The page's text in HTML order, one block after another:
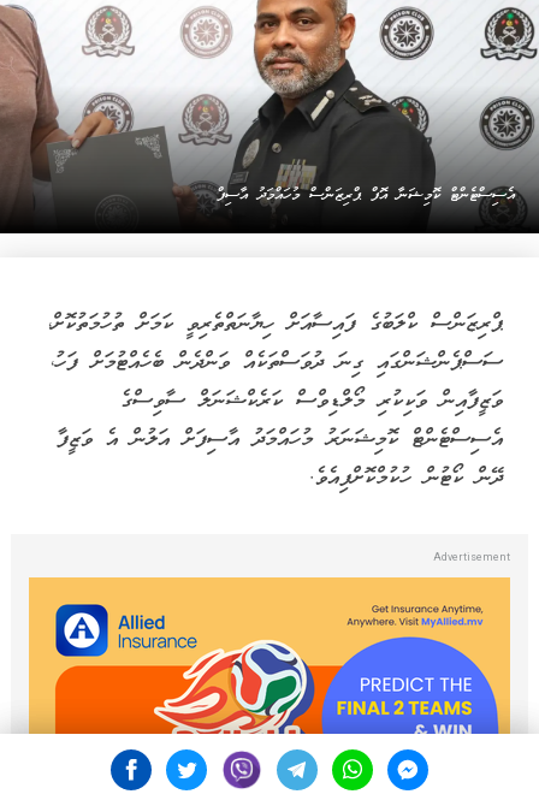
އެސިސްޓެންޓް ކޮމިޝަނާ އޮފް ޕްރިޒަންސް މުހައްމަދު އާސިފް
ޕްރިޒަންސް ކްލަބުގެ ފައިސާއަށް ހިޔާނަތްތެރިވީ ކަމަށް ތުހުމަތުކޮށް،
ސަސްޕެންޝަންގައި ގިނަ ދުވަސްތަކެއް ވަންދެން ބެހެއްޓުމަށް ފަހު،
ވަޒީފާއިން ވަކިކުރި މޯލްޑިވްސް ކަރެކްޝަނަލް ސާވިސްގެ
އެސިސްޓެންޓް ކޮމިޝަނަރު މުހައްމަދު އާސިފަށް އަލުން އެ ވަޒީފާ
ދޭން ކޯޓުން ހުކުމްކޮށްފިއެވެ.